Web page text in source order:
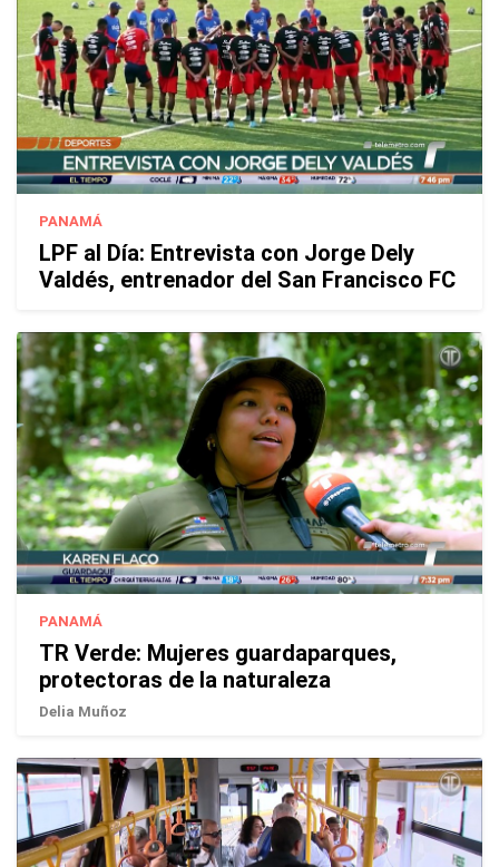
PANAMÁ
LPF al Día: Entrevista con Jorge Dely
Valdés, entrenador del San Francisco FC
PANAMÁ
TR Verde: Mujeres guardaparques,
protectoras de la naturaleza
Delia Muñoz